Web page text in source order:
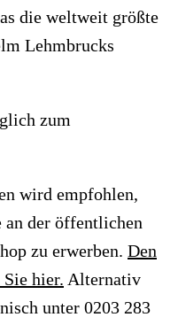
die weltweit größte
Lehmbrucks
zum
wird empfohlen,
der öffentlichen
zu erwerben. Den
hier. Alternativ
unter 0203 283